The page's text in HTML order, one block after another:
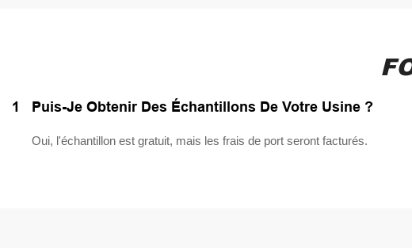
1 Puis-Je Obtenir Des Échantillons De Votre Usine ?
Oui, l'échantillon est gratuit, mais les frais de port seront facturés.